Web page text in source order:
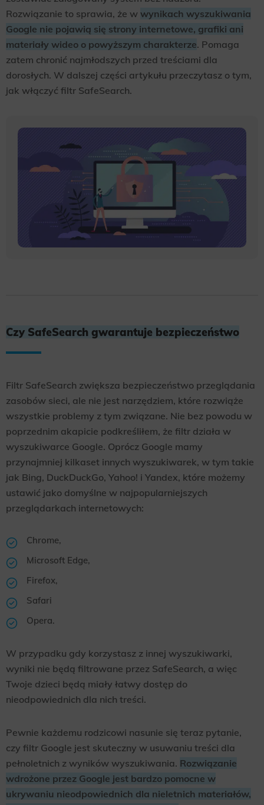
Rozwiązanie to sprawia, że w wynikach wyszukiwania
Google nie pojawią się strony internetowe, grafiki ani
materiały wideo o powyższym charakterze. Pomaga
zatem chronić najmłodszych przed treściami dla
dorosłych. W dalszej części artykułu przeczytasz o tym,
jak włączyć filtr SafeSearch.
Czy SafeSearch gwarantuje bezpieczeństwo
Filtr SafeSearch zwiększa bezpieczeństwo przeglądania
zasobów sieci, ale nie jest narzędziem, które rozwiąże
wszystkie problemy z tym związane. Nie bez powodu w
poprzednim akapicie podkreśliłem, że filtr działa w
wyszukiwarce Google. Oprócz Google mamy
przynajmniej kilkaset innych wyszukiwarek, w tym takie
jak Bing, DuckDuckGo, Yahoo! i Yandex, które możemy
ustawić jako domyślne w najpopularniejszych
przeglądarkach internetowych:
Chrome,
Microsoft Edge,
Firefox,
Safari
Opera.
W przypadku gdy korzystasz z innej wyszukiwarki,
wyniki nie będą filtrowane przez SafeSearch, a więc
Twoje dzieci będą miały łatwy dostęp do
nieodpowiednich dla nich treści.
Pewnie każdemu rodzicowi nasunie się teraz pytanie,
czy filtr Google jest skuteczny w usuwaniu treści dla
pełnoletnich z wyników wyszukiwania. Rozwiązanie
wdrożone przez Google jest bardzo pomocne w
ukrywaniu nieodpowiednich dla nieletnich materiałów,